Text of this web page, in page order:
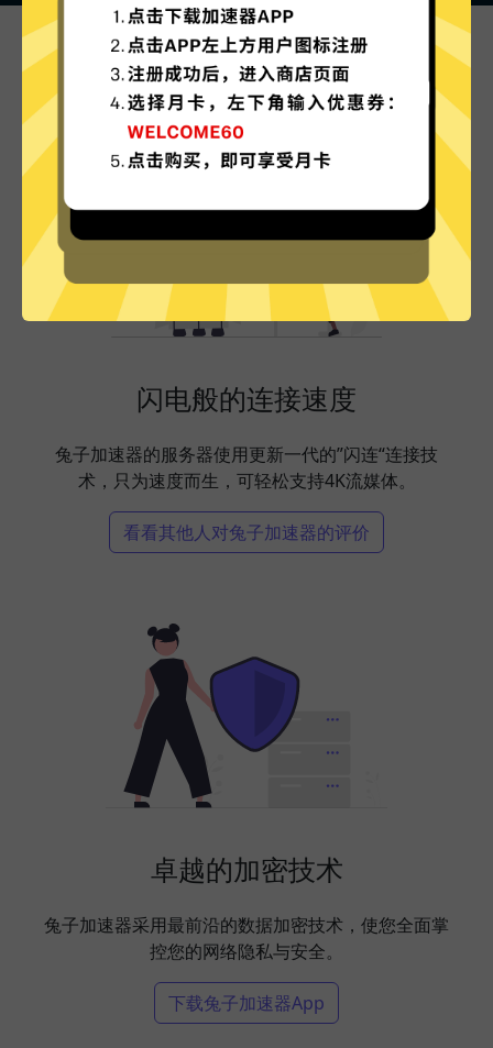
兔子加速器的特色
闪电般的连接速度
兔子加速器的服务器使用更新一代的”闪连“连接技
术，只为速度而生，可轻松支持4K流媒体。
看看其他人对兔子加速器的评价
卓越的加密技术
兔子加速器采用最前沿的数据加密技术，使您全面掌
控您的网络隐私与安全。
下载兔子加速器App